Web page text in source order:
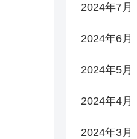
2024年7月
2024年6月
2024年5月
2024年4月
2024年3月